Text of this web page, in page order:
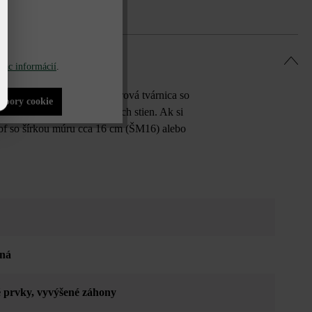
to ako stvorená. Táto múrová tvárnica so
nevzhľadných betónových stien. Ak si
so šírkou múru cca 16 cm (ŠM16) alebo
prvky, vyvýšené záhony
Viac informácií.
cookie